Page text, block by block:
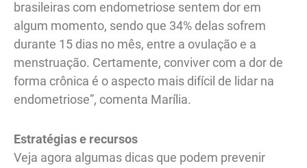
brasileiras com endometriose sentem dor em
algum momento, sendo que 34% delas sofrem
durante 15 dias no mês, entre a ovulação e a
menstruação. Certamente, conviver com a dor de
forma crônica é o aspecto mais difícil de lidar na
endometriose”, comenta Marília.
Estratégias e recursos
Veja agora algumas dicas que podem prevenir